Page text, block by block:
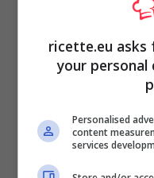
ricette.eu asks
your
Personalised
content
services